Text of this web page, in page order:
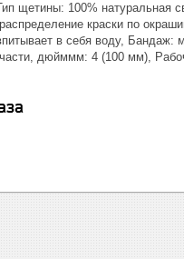
щетины: 100% натуральная
краски по
в себя воду, Бандаж:
дюйммм: 4 (100 мм),